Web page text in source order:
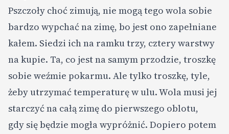
Pszczoły choć zimują, nie mogą tego wola sobie
bardzo wypchać na zimę, bo jest ono zapełniane
kałem. Siedzi ich na ramku trzy, cztery warstwy
na kupie. Ta, co jest na samym przodzie, troszkę
sobie weźmie pokarmu. Ale tylko troszkę, tyle,
żeby utrzymać temperaturę w ulu. Wola musi jej
starczyć na całą zimę do pierwszego oblotu,
gdy się będzie mogła wypróżnić. Dopiero potem